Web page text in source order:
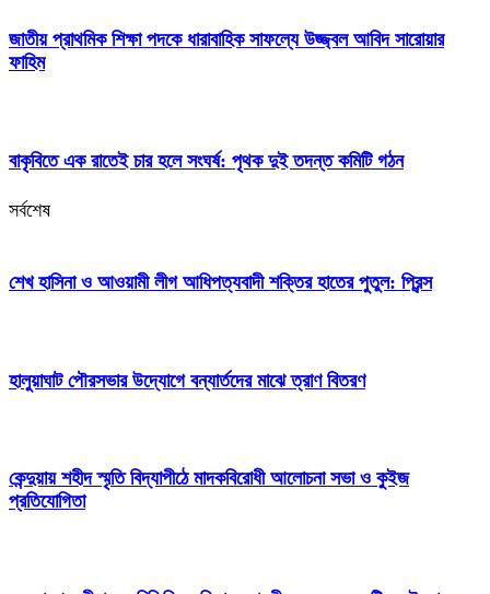
জাতীয় প্রাথমিক শিক্ষা পদকে ধারাবাহিক সাফল্যে উজ্জ্বল আবিদ সারোয়ার
ফাহিম
বাকৃবিতে এক রাতেই চার হলে সংঘর্ষ: পৃথক দুই তদন্ত কমিটি গঠন
সর্বশেষ
শেখ হাসিনা ও আওয়ামী লীগ আধিপত্যবাদী শক্তির হাতের পুতুল: প্রিন্স
হালুয়াঘাট পৌরসভার উদ্যোগে বন্যার্তদের মাঝে ত্রাণ বিতরণ
কেন্দুয়ায় শহীদ স্মৃতি বিদ্যাপীঠে মাদকবিরোধী আলোচনা সভা ও কুইজ
প্রতিযোগিতা